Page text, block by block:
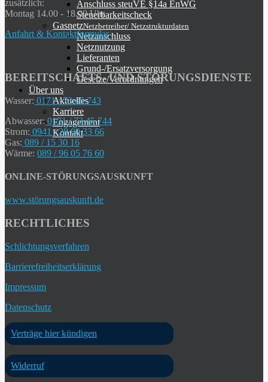
Anschluss steuVE §14a EnWG
Steuerbarkeitscheck
GasnetzNetzbetreiber/ Netzstrukturdaten
Netzanschluss
Netznutzung
Lieferanten
Grund-/Ersatzversorgung
Gesetze/Verordnungen
Über uns
Aktuelles
Karriere
Engagement
Kontakt
zusätzlich:
Montag 14.00 - 18.00 Uhr
Anfahrt & Kontaktformular
BEREITSCHAFTS- UND STÖRUNGSDIENSTE
Wasser: 0171 / 73 45 743
Abwasser:0171 / 73 45 744
Strom: 0941 / 28 00 33 66
Gas: 089 / 15 30 16
Wärme: 089 / 96 05 76 60
ONLINE-STÖRUNGSAUSKUNFT
www.störungsauskunft.de
RECHTLICHES
Schlichtungsverfahren
Barrierefreiheitserklärung
Impressum
Datenschutz
Verträge hier kündigen
Widerruf